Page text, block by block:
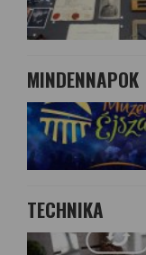
MINDENNAPOK
TECHNIKA